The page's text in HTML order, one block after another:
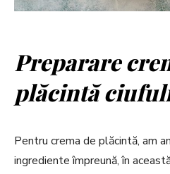
Preparare
plăcintă
Pentru crema de plăcintă, am
ingrediente împreună, în